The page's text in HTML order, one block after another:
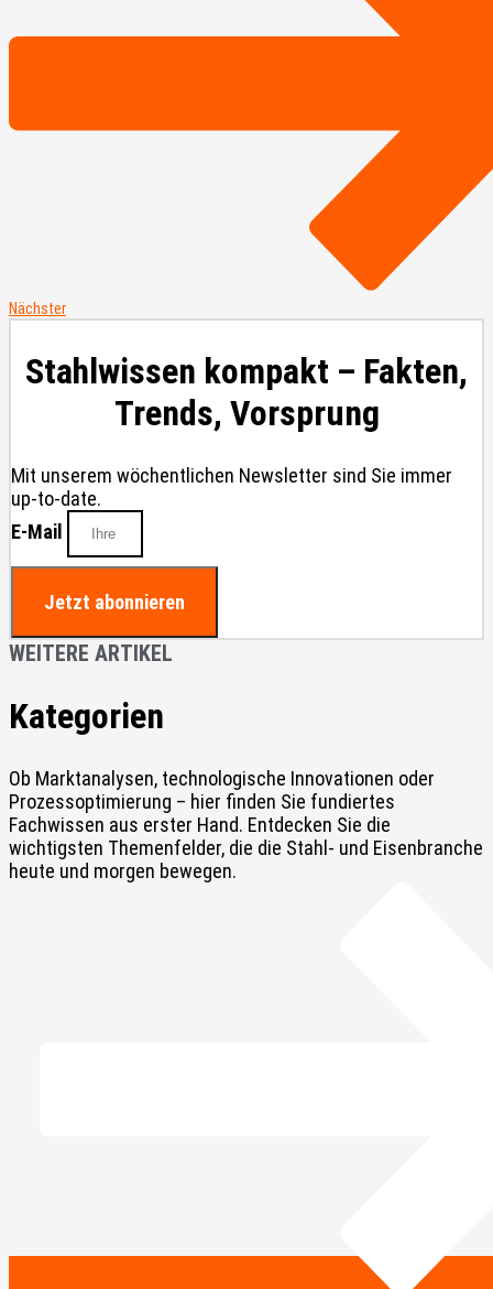
Nächster
Stahlwissen kompakt – Fakten,
Trends, Vorsprung
Mit unserem wöchentlichen Newsletter sind Sie immer
up-to-date.
E-Mail
Jetzt abonnieren
WEITERE ARTIKEL
Kategorien
Ob Marktanalysen, technologische Innovationen oder
Prozessoptimierung – hier finden Sie fundiertes
Fachwissen aus erster Hand. Entdecken Sie die
wichtigsten Themenfelder, die die Stahl- und Eisenbranche
heute und morgen bewegen.